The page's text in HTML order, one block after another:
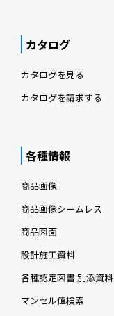
カタログ
カタログを見る
カタログを請求する
各種情報
商品画像
商品画像シームレス
商品図面
設計施工資料
各種認定図書 別添資料
マンセル値検索